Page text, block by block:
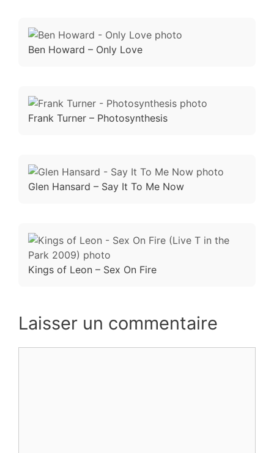
Ben Howard – Only Love
Frank Turner – Photosynthesis
Glen Hansard – Say It To Me Now
Kings of Leon – Sex On Fire
Laisser un commentaire